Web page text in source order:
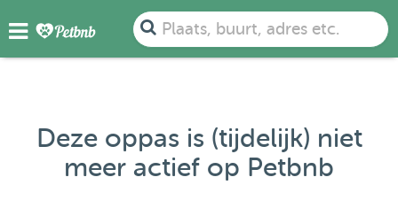
Plaats, buurt, adres etc.
Deze oppas is (tijdelijk) niet
meer actief op Petbnb